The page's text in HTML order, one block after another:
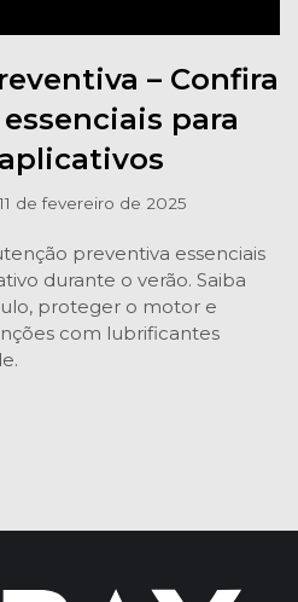
– Confira
para
11 de fevereiro de 2025
preventiva essenciais
durante o verão. Saiba
proteger o motor e
com lubrificantes